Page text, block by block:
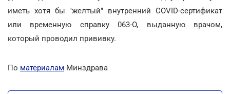
иметь хотя бы "желтый" внутренний COVID-сертификат
или временную справку 063-О, выданную врачом,
который проводил прививку.
По материалам Минздрава